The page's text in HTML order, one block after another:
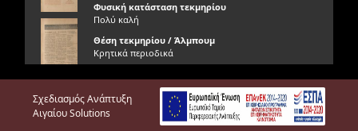
Φυσική κατάσταση τεκμηρίου
Πολύ καλή
Θέση τεκμηρίου / Άλμπουμ
Κρητικά περιοδικά
Θέματα / λέξεις κλειδιά
25η Μαρτίου, 28η Οκτωβρίου, 2ο Γυμνάσιο Αρρένων
Σχεδιασμός Ανάπτυξη
Αιγαίου Solutions